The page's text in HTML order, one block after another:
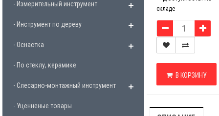
- Измерительный инструмент
- Инструмент по дереву
- Оснастка
- По стеклу, керамике
- Слесарно-монтажный инструмент
- Уценненые товары
складе
В КОРЗИНУ